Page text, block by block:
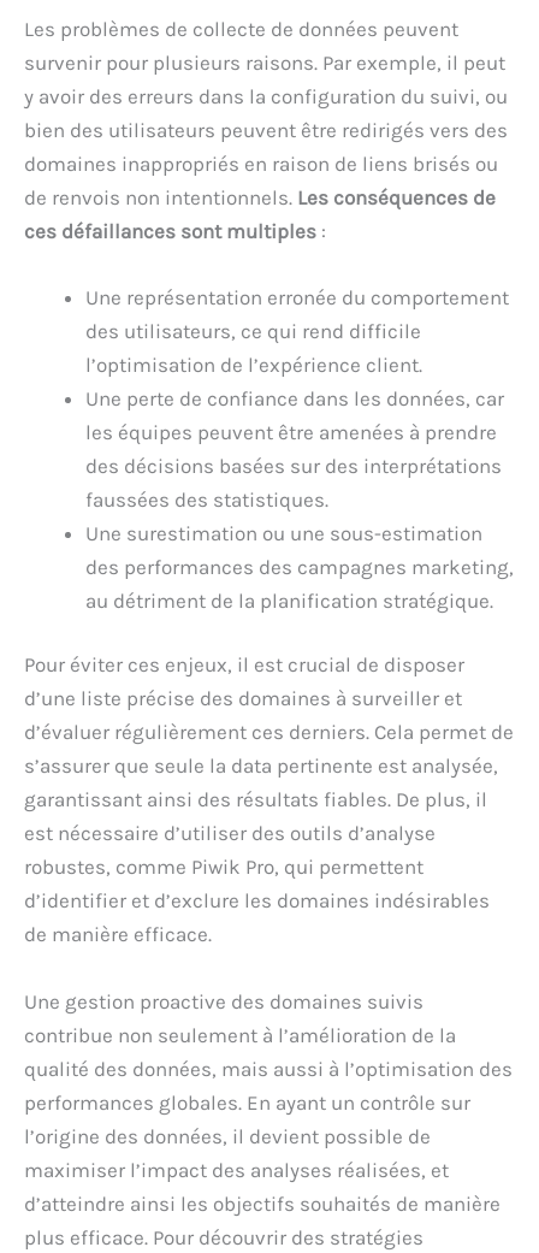
Les problèmes de collecte de données peuvent
survenir pour plusieurs raisons. Par exemple, il peut
y avoir des erreurs dans la configuration du suivi, ou
bien des utilisateurs peuvent être redirigés vers des
domaines inappropriés en raison de liens brisés ou
de renvois non intentionnels. Les conséquences de
ces défaillances sont multiples :
Une représentation erronée du comportement
des utilisateurs, ce qui rend difficile
l’optimisation de l’expérience client.
Une perte de confiance dans les données, car
les équipes peuvent être amenées à prendre
des décisions basées sur des interprétations
faussées des statistiques.
Une surestimation ou une sous-estimation
des performances des campagnes marketing,
au détriment de la planification stratégique.
Pour éviter ces enjeux, il est crucial de disposer
d’une liste précise des domaines à surveiller et
d’évaluer régulièrement ces derniers. Cela permet de
s’assurer que seule la data pertinente est analysée,
garantissant ainsi des résultats fiables. De plus, il
est nécessaire d’utiliser des outils d’analyse
robustes, comme Piwik Pro, qui permettent
d’identifier et d’exclure les domaines indésirables
de manière efficace.
Une gestion proactive des domaines suivis
contribue non seulement à l’amélioration de la
qualité des données, mais aussi à l’optimisation des
performances globales. En ayant un contrôle sur
l’origine des données, il devient possible de
maximiser l’impact des analyses réalisées, et
d’atteindre ainsi les objectifs souhaités de manière
plus efficace. Pour découvrir des stratégies